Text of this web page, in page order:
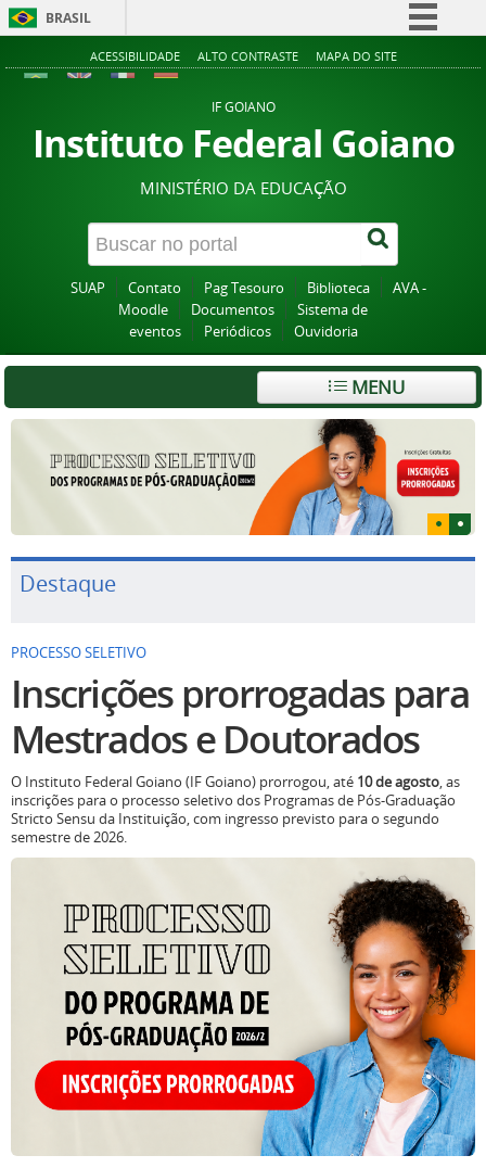
BRASIL
Simplifique!
Acesso à informação
Legislação
Canais
ACESSIBILIDADE ALTO CONTRASTE MAPA DO SITE
IF GOIANO
Instituto Federal Goiano
MINISTÉRIO DA EDUCAÇÃO
SUAP Contato Pag Tesouro Biblioteca
AVA -
Moodle
Documentos
Sistema de
eventos
Periódicos Ouvidoria
MENU
Destaque
PROCESSO SELETIVO
Inscrições prorrogadas para
Mestrados e Doutorados
O Instituto Federal Goiano (IF Goiano) prorrogou, até 10 de agosto, as
inscrições para o processo seletivo dos Programas de Pós-Graduação
Stricto Sensu da Instituição, com ingresso previsto para o segundo
semestre de 2026.